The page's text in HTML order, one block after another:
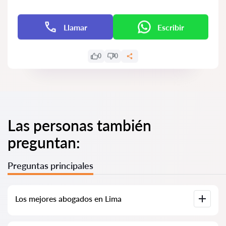
Llamar Escribir
0 0
Las personas también
preguntan:
Preguntas principales
Los mejores abogados en Lima